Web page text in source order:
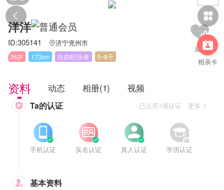
 

相亲卡
洋洋
ID:305141 济宁兖州市
36岁
173cm 自由职业者 5~8千
资料 动态 相册(1) 视频
 Ta的认证 已点亮3项认证 更多


手机认证


实名认证


真人认证


学历认证
 基本资料